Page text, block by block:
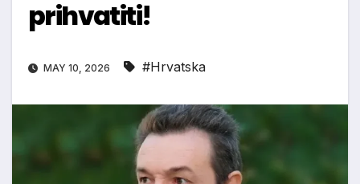
prihvatiti!
MAY 10, 2026 #Hrvatska